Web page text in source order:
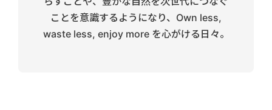
ことを意識するようになり、Own less,
waste less, enjoy more を心がける日々。